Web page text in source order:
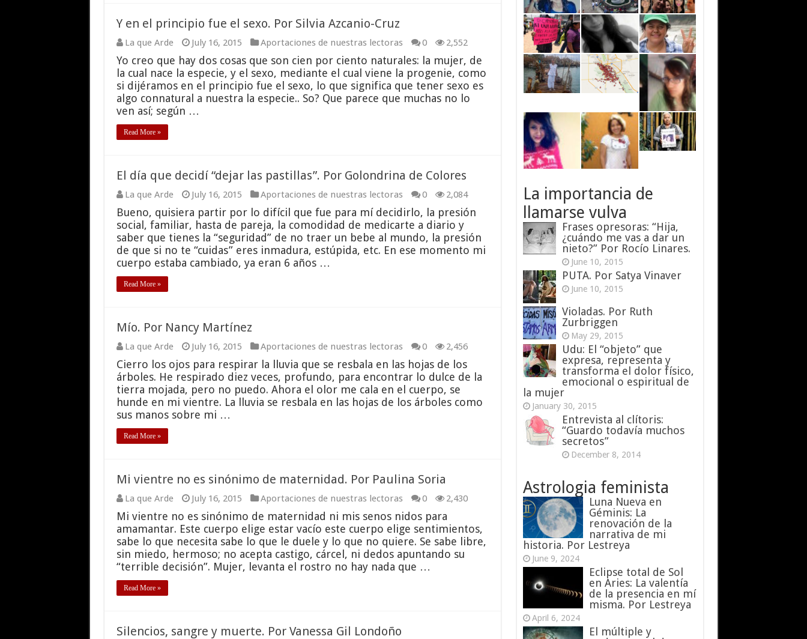
Y en el principio fue el sexo. Por Silvia Azcanio-Cruz
La que Arde July 16, 2015 Aportaciones de nuestras lectoras 0 2,552
Yo creo que hay dos cosas que son cien por ciento naturales: la mujer, de
la cual nace la especie, y el sexo, mediante el cual viene la progenie, como
si dijéramos en el principio fue el sexo, lo que significa que tener sexo es
algo connatural a nuestra la especie.. So? Que parece que muchas no lo
ven así; según …
Read More »
El día que decidí “dejar las pastillas”. Por Golondrina de Colores
La que Arde July 16, 2015 Aportaciones de nuestras lectoras 0 2,084
Bueno, quisiera partir por lo difícil que fue para mí decidirlo, la presión
social, familiar, hasta de pareja, la comodidad de medicarte a diario y
saber que tienes la “seguridad” de no traer un bebe al mundo, la presión
de que si no te “cuidas” eres inmadura, estúpida, etc. En ese momento mi
cuerpo estaba cambiado, ya eran 6 años …
Read More »
Mío. Por Nancy Martínez
La que Arde July 16, 2015 Aportaciones de nuestras lectoras 0 2,456
Cierro los ojos para respirar la lluvia que se resbala en las hojas de los
árboles. He respirado diez veces, profundo, para encontrar lo dulce de la
tierra mojada, pero no puedo. Ahora el olor me cala en el cuerpo, se
hunde en mi vientre. La lluvia se resbala en las hojas de los árboles como
sus manos sobre mi …
Read More »
Mi vientre no es sinónimo de maternidad. Por Paulina Soria
La que Arde July 16, 2015 Aportaciones de nuestras lectoras 0 2,430
Mi vientre no es sinónimo de maternidad ni mis senos nidos para
amamantar. Este cuerpo elige estar vacío este cuerpo elige sentimientos,
sabe lo que necesita sabe lo que le duele y lo que no quiere. Se sabe libre,
sin miedo, hermoso; no acepta castigo, cárcel, ni dedos apuntando su
“terrible decisión”. Mujer, levanta el rostro no hay nada que …
Read More »
Silencios, sangre y muerte. Por Vanessa Gil Londoño
La importancia de
llamarse vulva
Frases opresoras: “Hija,
¿cuándo me vas a dar un
nieto?” Por Rocío Linares.
June 10, 2015
PUTA. Por Satya Vinaver
June 10, 2015
Violadas. Por Ruth
Zurbriggen
May 29, 2015
Udu: El “objeto” que
expresa, representa y
transforma el dolor físico,
emocional o espiritual de
la mujer
January 30, 2015
Entrevista al clítoris:
“Guardo todavía muchos
secretos”
December 8, 2014
Astrologia feminista
Luna Nueva en
Géminis: La
renovación de la
narrativa de mi
historia. Por Lestreya
June 9, 2024
Eclipse total de Sol
en Aries: La valentía
de la presencia en mí
misma. Por Lestreya
April 6, 2024
El múltiple y